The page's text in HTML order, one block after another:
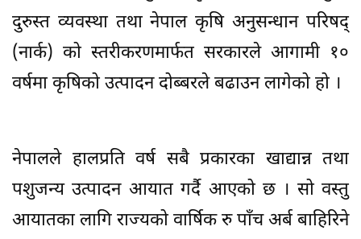
दुरुस्त व्यवस्था तथा नेपाल कृषि अनुसन्धान परिषद्
(नार्क) को स्तरीकरणमार्फत सरकारले आगामी १०
वर्षमा कृषिको उत्पादन दोब्बरले बढाउन लागेको हो ।
नेपालले हालप्रति वर्ष सबै प्रकारका खाद्यान्न तथा
पशुजन्य उत्पादन आयात गर्दै आएको छ । सो वस्तु
आयातका लागि राज्यको वार्षिक रु पाँच अर्ब बाहिरिने